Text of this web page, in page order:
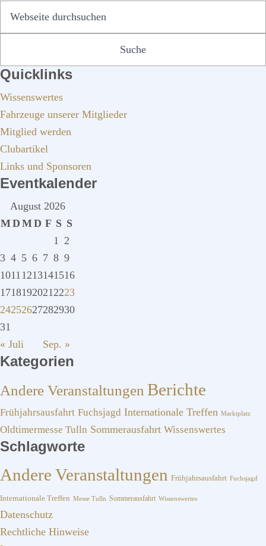
SEITENSPALTE
Quicklinks
Wissenswertes
Fahrzeuge unserer Mitglieder
Mitglied werden
Clubartikel
Links und Sponsoren
Eventkalender
August 2026
MD MD F S S
1 2
3 4 5 6 7 8 9
10111213141516
17181920212223
24252627282930
31
« Juli
Sep. »
Kategorien
Andere Veranstaltungen Berichte
Frühjahrsausfahrt Fuchsjagd Internationale Treffen Marktplatz
Oldtimermesse Tulln Sommerausfahrt Wissenswertes
Schlagworte
Andere Veranstaltungen Frühjahrsausfahrt Fuchsjagd
Internationale Treffen Messe Tulln Sommerausfahrt Wissenswertes
Datenschutz
Rechtliche Hinweise